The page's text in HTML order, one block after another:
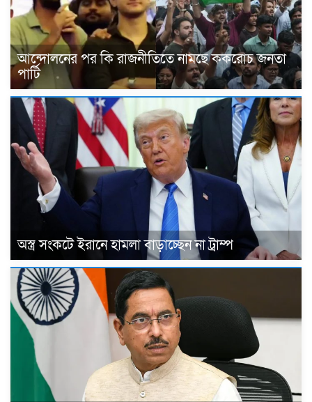
আন্দোলনের পর কি রাজনীতিতে নামছে ককরোচ জনতা
পার্টি
অস্ত্র সংকটে ইরানে হামলা বাড়াচ্ছেন না ট্রাম্প